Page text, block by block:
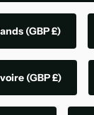
(GBP £)
(GBP £)